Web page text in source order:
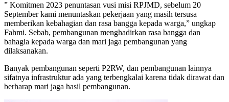
” Komitmen 2023 penuntasan vusi misi RPJMD, sebelum 20
September kami menuntaskan pekerjaan yang masih tersusa
memberikan kebahagian dan rasa bangga kepada warga,” ungkap
Fahmi. Sebab, pembangunan menghadirkan rasa bangga dan
bahagia kepada warga dan mari jaga pembangunan yang
dilaksanakan.
Banyak pembangunan seperti P2RW, dan pembangunan lainnya
sifatnya infrastruktur ada yang terbengkalai karena tidak dirawat dan
berharap mari jaga hasil pembangunan.